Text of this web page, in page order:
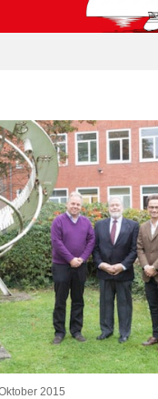
2015